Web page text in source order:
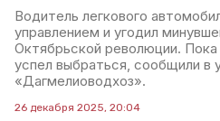
Водитель легкового
управлением и угодил
Октябрьской революции.
успел выбраться, сообщили в
«Дагмелиоводхоз».
26 декабря 2025, 20:04